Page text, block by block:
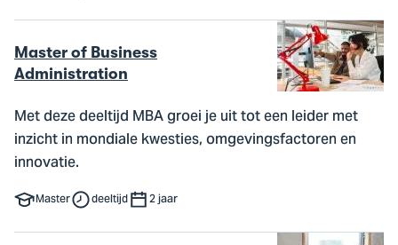
Master of Business
Administration
Met deze deeltijd MBA groei je uit tot een leider met
inzicht in mondiale kwesties, omgevingsfactoren en
innovatie.
Master deeltijd 2 jaar